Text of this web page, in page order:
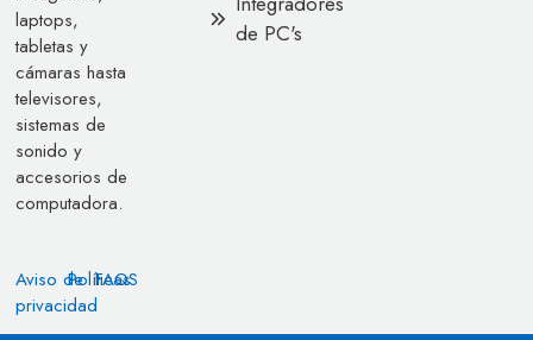
laptops,
tabletas y
cámaras hasta
televisores,
sistemas de
sonido y
accesorios de
computadora.
Aviso de
privacidad
Políticas
FAQS
de PC's